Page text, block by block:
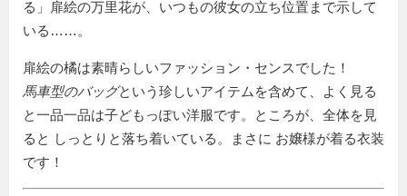
る」扉絵の万里花が、いつもの彼女の立ち位置まで示して
いる……。
扉絵の橘は素晴らしいファッション・センスでした！
馬車型のバッグという珍しいアイテムを含めて、よく見る
と一品一品は子どもっぽい洋服です。ところが、全体を見
ると しっとりと落ち着いている。まさに お嬢様が着る衣装
です！